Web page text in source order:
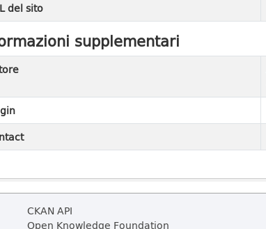
del sito
supplementari
CKAN API
Open Knowledge Foundation